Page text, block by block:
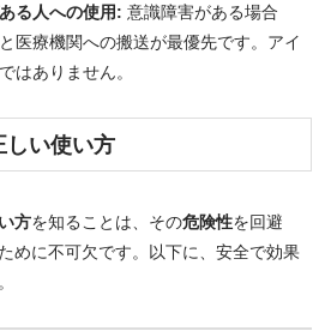
る人への使用: 意識障害がある場合
医療機関への搬送が最優先です。アイ
はありません。
しい使い方
方を知ることは、その危険性を回避
めに不可欠です。以下に、安全で効果